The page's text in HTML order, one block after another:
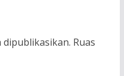
dipublikasikan. Ruas